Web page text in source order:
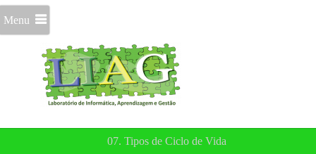
Menu
07. Tipos de Ciclo de Vida